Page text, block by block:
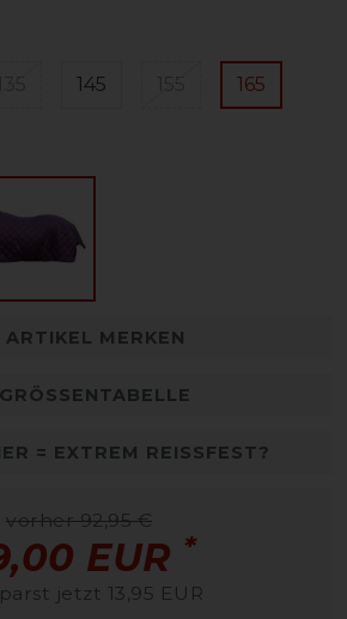
145 165
ARTIKEL MERKEN
GRÖSSENTABELLE
= EXTREM REISSFEST?
vorher 92,95 €
EUR *
jetzt 13,95 EUR